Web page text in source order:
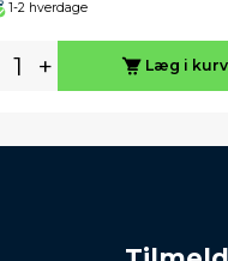
1-2 hverdage
+ Læg i kurv